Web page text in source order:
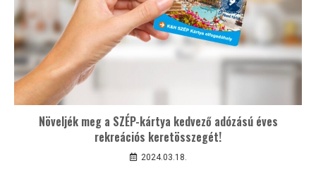
Növeljék meg a SZÉP-kártya kedvező adózású éves
rekreációs keretösszegét!
2024.03.18.